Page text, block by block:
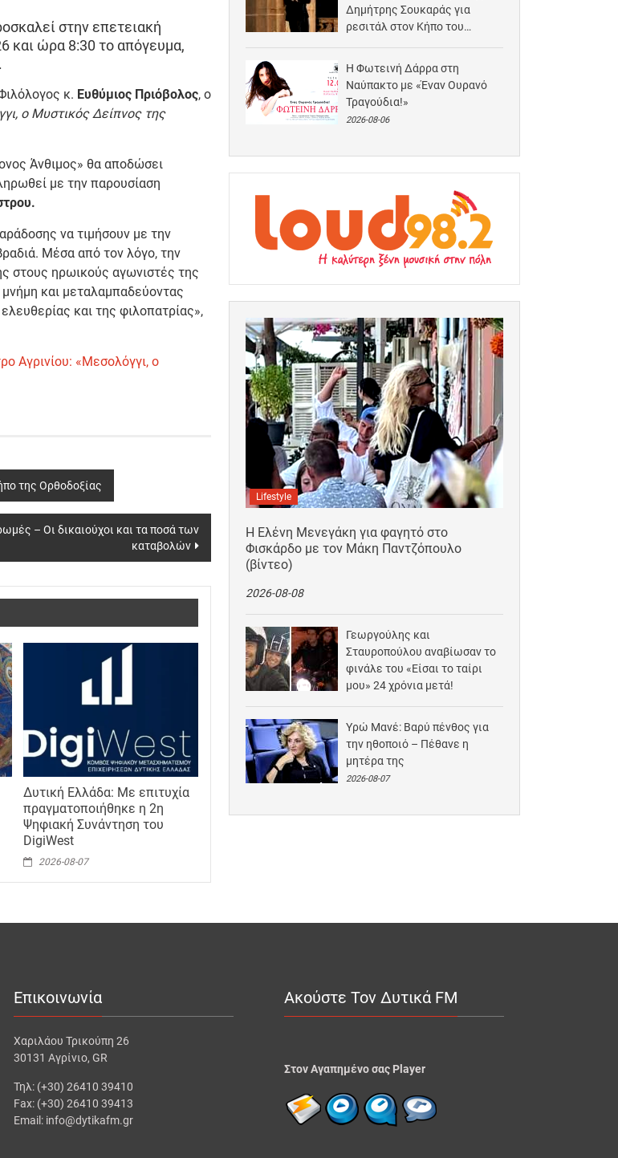
στην επετειακή
και ώρα 8:30 το απόγευμα,
κ. Ευθύμιος Πριόβολος, ο
ο Μυστικός Δείπνος της
Άνθιμος» θα αποδώσει
με την παρουσίαση
να τιμήσουν με την
Μέσα από τον λόγο, την
στους ηρωικούς αγωνιστές της
και μεταλαμπαδεύοντας
και της φιλοπατρίας»,
Αγρινίου: «Μεσολόγγι, ο
της Ορθοδοξίας
– Οι δικαιούχοι και τα ποσά των
καταβολών
Δυτική Ελλάδα: Με επιτυχία
πραγματοποιήθηκε η 2η
Ψηφιακή Συνάντηση του
DigiWest
2026-08-07
Δημήτρης Σουκαράς για
ρεσιτάλ στον Κήπο του
Η Φωτεινή Δάρρα στη
Ναύπακτο με «Έναν Ουρανό
Τραγούδια!»
2026-08-06
Lifestyle
Η Ελένη Μενεγάκη για φαγητό στο
Φισκάρδο με τον Μάκη Παντζόπουλο
(βίντεο)
2026-08-08
Γεωργούλης και
Σταυροπούλου αναβίωσαν το
φινάλε του «Είσαι το ταίρι
μου» 24 χρόνια μετά!
Υρώ Μανέ: Βαρύ πένθος για
την ηθοποιό – Πέθανε η
μητέρα της
2026-08-07
Επικοινωνία
Χαριλάου Τρικούπη 26
30131 Αγρίνιο, GR
Τηλ: (+30) 26410 39410
Fax: (+30) 26410 39413
Email: info@dytikafm.gr
Ακούστε Τον Δυτικά FM
Στον Αγαπημένο σας Player